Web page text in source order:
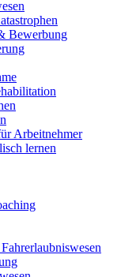
Bewerbung
Arbeitnehmer
lernen